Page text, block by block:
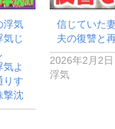
浮気
気じ
よ
りす
撃沈
信じていた
夫の復讐と
2026年2月2日
浮気